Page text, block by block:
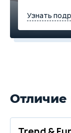
Узнать
Отличие